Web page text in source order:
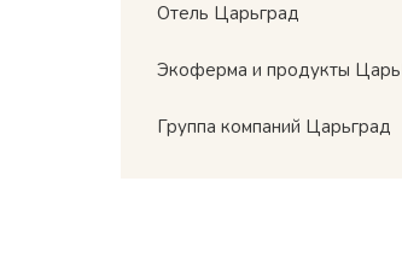
Отель Царьград
Экоферма и продукты
Группа компаний Царьград